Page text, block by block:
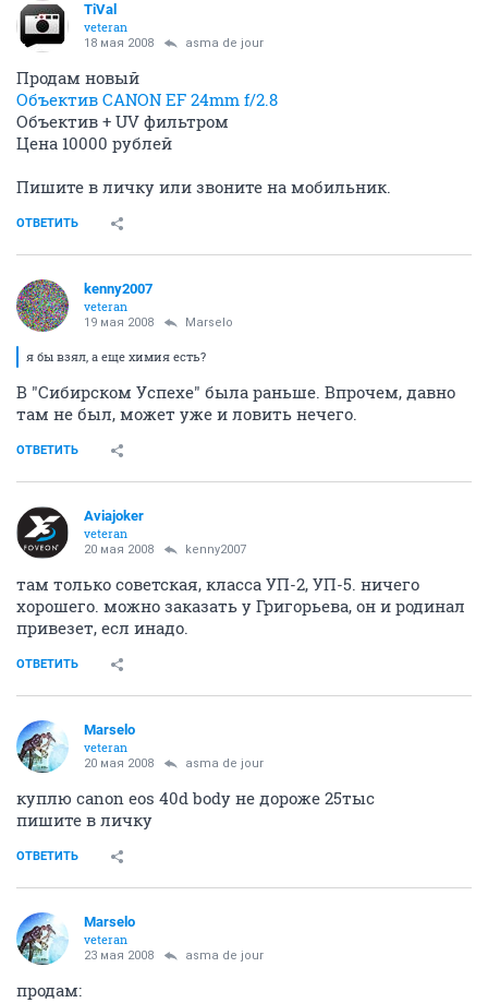
TiVal
veteran
18 мая 2008 asma de jour
Продам новый
Объектив CANON EF 24mm f/2.8
Объектив + UV фильтром
Цена 10000 рублей
Пишите в личку или звоните на мобильник.
ОТВЕТИТЬ
kenny2007
veteran
19 мая 2008 Marselo
я бы взял, а еще химия есть?
В "Сибирском Успехе" была раньше. Впрочем, давно
там не был, может уже и ловить нечего.
ОТВЕТИТЬ
Aviajoker
veteran
20 мая 2008 kenny2007
там только советская, класса УП-2, УП-5. ничего
хорошего. можно заказать у Григорьева, он и родинал
привезет, есл инадо.
ОТВЕТИТЬ
Marselo
veteran
20 мая 2008 asma de jour
куплю canon eos 40d body не дороже 25тыс
пишите в личку
ОТВЕТИТЬ
Marselo
veteran
23 мая 2008 asma de jour
продам: